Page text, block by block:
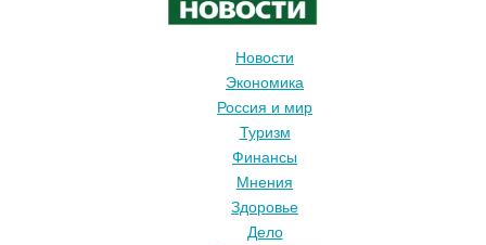
Новости
Экономика
Россия и мир
Туризм
Финансы
Мнения
Здоровье
Дело